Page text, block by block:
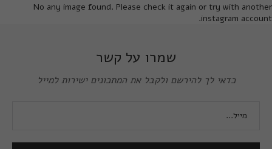
No any image found. Please check it again or try with another
instagram account.
שמרו על קשר
כדאי לך להירשם ולקבל את המתכונים ישירות למייל